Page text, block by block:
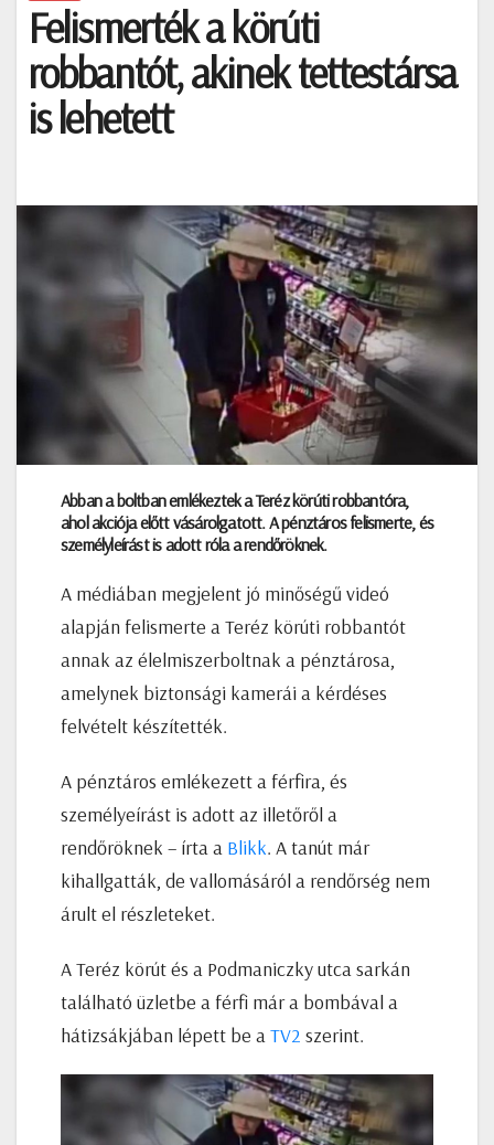
Felismerték a körúti
robbantót, akinek tettestársa
is lehetett
Abban a boltban emlékeztek a Teréz körúti robbantóra,
ahol akciója előtt vásárolgatott. A pénztáros felismerte, és
személyleírást is adott róla a rendőröknek.
A médiában megjelent jó minőségű videó
alapján felismerte a Teréz körúti robbantót
annak az élelmiszerboltnak a pénztárosa,
amelynek biztonsági kamerái a kérdéses
felvételt készítették.
A pénztáros emlékezett a férfira, és
személyeírást is adott az illetőről a
rendőröknek – írta a Blikk. A tanút már
kihallgatták, de vallomásáról a rendőrség nem
árult el részleteket.
A Teréz körút és a Podmaniczky utca sarkán
található üzletbe a férfi már a bombával a
hátizsákjában lépett be aTV2 szerint.